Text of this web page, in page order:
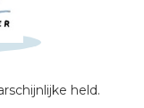
held.